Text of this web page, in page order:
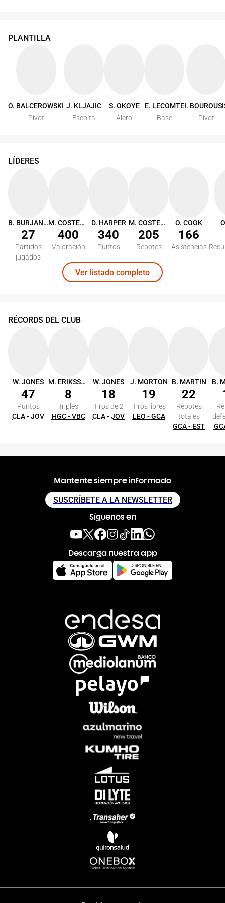
PLANTILLA
O. BALCEROWSKI
Pívot
J. KLJAJIC
Escolta
S. OKOYE
Alero
E. LECOMTE
Base
I.
Pívot
LÍDERES
B. BURJANADZE
27
Partidos
jugados
M. COSTELLO
400
Valoración
D. HARPER
340
Puntos
M. COSTELLO
205
Rebotes
O. COOK
166
Asistencias
Ver listado completo
RÉCORDS DEL CLUB
W. JONES
47
Puntos
CLA - JOV
M. ERIKSSON
8
Triples
HGC - VBC
W. JONES
18
Tiros de 2
CLA - JOV
J. MORTON
19
Tiros libres
LEO - GCA
B. MARTIN
22
Rebotes
totales
GCA - EST
B.
Mantente siempre informado
SUSCRÍBETE A LA NEWSLETTER
Síguenos en
Descarga nuestra app